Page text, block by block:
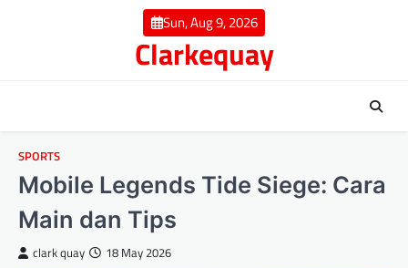
Sun, Aug 9, 2026
Clarkequay
SPORTS
Mobile Legends Tide Siege: Cara
Main dan Tips
clark quay 18 May 2026